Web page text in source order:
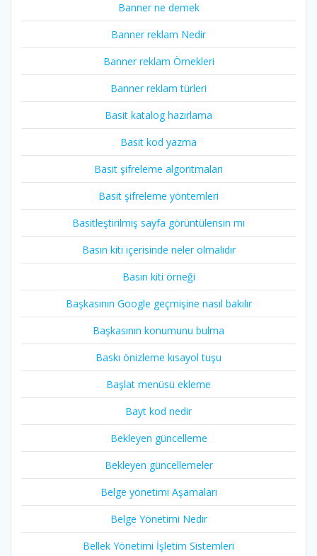
Banner ne demek
Banner reklam Nedir
Banner reklam Örnekleri
Banner reklam türleri
Basit katalog hazırlama
Basit kod yazma
Basit şifreleme algoritmaları
Basit şifreleme yöntemleri
Basitleştirilmiş sayfa görüntülensin mı
Basın kiti içerisinde neler olmalıdır
Basın kiti örneği
Başkasının Google geçmişine nasıl bakılır
Başkasının konumunu bulma
Baskı önizleme kısayol tuşu
Başlat menüsü ekleme
Bayt kod nedir
Bekleyen güncelleme
Bekleyen güncellemeler
Belge yönetimi Aşamaları
Belge Yönetimi Nedir
Bellek Yönetimi İşletim Sistemleri